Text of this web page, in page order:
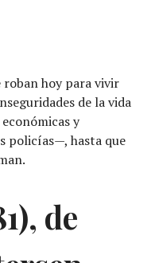
roban hoy para vivir
de la vida
y
policías—, hasta que
de